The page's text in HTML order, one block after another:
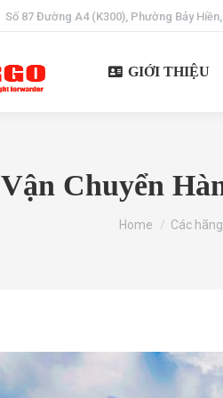
Số 87 Đường A4 (K300), Phường Bảy
GIỚI THIỆU
Vận Chuyển
You are here:
Home Các